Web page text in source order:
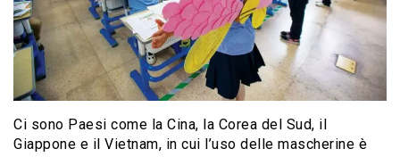
Ci sono Paesi come la Cina, la Corea del Sud, il
Giappone e il Vietnam, in cui l’uso delle mascherine è